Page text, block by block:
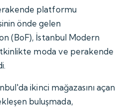
platformu
önde gelen
(BoF), İstanbul Modern
moda ve perakende
ikinci mağazasını açan
buluşmada,